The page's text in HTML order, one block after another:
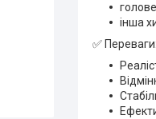
інша
✅ Переваги: